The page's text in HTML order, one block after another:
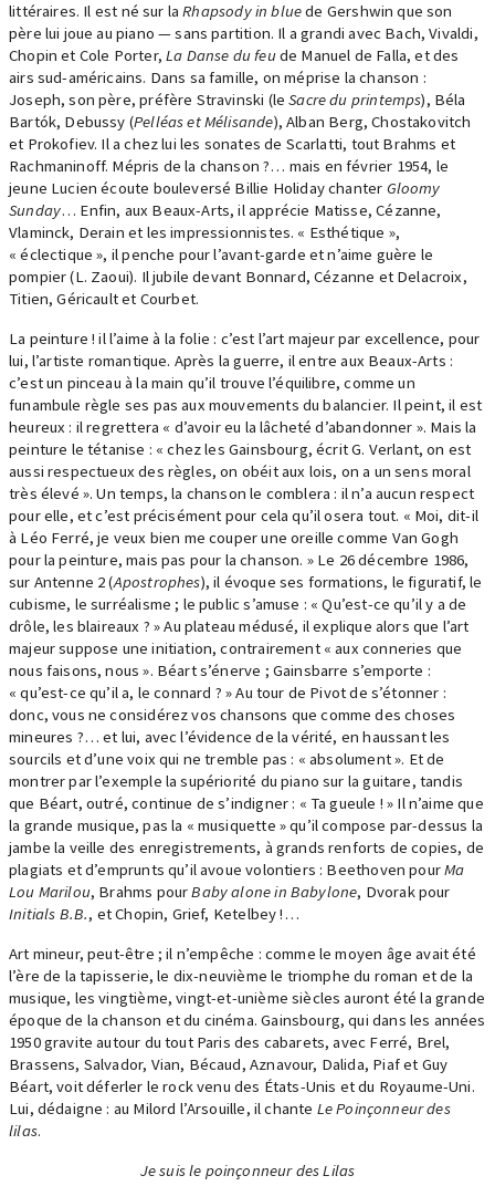
littéraires. Il est né sur laRhapsody in bluede Gershwin que son
père lui joue au piano — sans partition. Il a grandi avec Bach, Vivaldi,
Chopin et Cole Porter,La Danse du feude Manuel de Falla, et des
airs sud-américains. Dans sa famille, on méprise la chanson :
Joseph, son père, préfère Stravinski (leSacre du printemps), Béla
Bartók, Debussy (Pelléas et Mélisande), Alban Berg, Chostakovitch
et Prokofiev. Il a chez lui les sonates de Scarlatti, tout Brahms et
Rachmaninoff. Mépris de la chanson ?… mais en février 1954, le
jeune Lucien écoute bouleversé Billie Holiday chanter Gloomy
Sunday… Enfin, aux Beaux-Arts, il apprécie Matisse, Cézanne,
Vlaminck, Derain et les impressionnistes. « Esthétique »,
« éclectique », il penche pour l’avant-garde et n’aime guère le
pompier (L. Zaoui). Il jubile devant Bonnard, Cézanne et Delacroix,
Titien, Géricault et Courbet.
La peinture ! il l’aime à la folie : c’est l’art majeur par excellence, pour
lui, l’artiste romantique. Après la guerre, il entre aux Beaux-Arts :
c’est un pinceau à la main qu’il trouve l’équilibre, comme un
funambule règle ses pas aux mouvements du balancier. Il peint, il est
heureux : il regrettera « d’avoir eu la lâcheté d’abandonner ». Mais la
peinture le tétanise : « chez les Gainsbourg, écrit G. Verlant, on est
aussi respectueux des règles, on obéit aux lois, on a un sens moral
très élevé ». Un temps, la chanson le comblera : il n’a aucun respect
pour elle, et c’est précisément pour cela qu’il osera tout. « Moi, dit-il
à Léo Ferré, je veux bien me couper une oreille comme Van Gogh
pour la peinture, mais pas pour la chanson. » Le 26 décembre 1986,
sur Antenne 2 (Apostrophes), il évoque ses formations, le figuratif, le
cubisme, le surréalisme ; le public s’amuse : « Qu’est-ce qu’il y a de
drôle, les blaireaux ? » Au plateau médusé, il explique alors que l’art
majeur suppose une initiation, contrairement « aux conneries que
nous faisons, nous ». Béart s’énerve ; Gainsbarre s’emporte :
« qu’est-ce qu’il a, le connard ? » Au tour de Pivot de s’étonner :
donc, vous ne considérez vos chansons que comme des choses
mineures ?… et lui, avec l’évidence de la vérité, en haussant les
sourcils et d’une voix qui ne tremble pas : « absolument ». Et de
montrer par l’exemple la supériorité du piano sur la guitare, tandis
que Béart, outré, continue de s’indigner : « Ta gueule ! » Il n’aime que
la grande musique, pas la « musiquette » qu’il compose par-dessus la
jambe la veille des enregistrements, à grands renforts de copies, de
plagiats et d’emprunts qu’il avoue volontiers : Beethoven pourMa
Lou Marilou, Brahms pourBaby alone in Babylone, Dvorak pour
Initials B.B., et Chopin, Grief, Ketelbey !…
Art mineur, peut-être ; il n’empêche : comme le moyen âge avait été
l’ère de la tapisserie, le dix-neuvième le triomphe du roman et de la
musique, les vingtième, vingt-et-unième siècles auront été la grande
époque de la chanson et du cinéma. Gainsbourg, qui dans les années
1950 gravite autour du tout Paris des cabarets, avec Ferré, Brel,
Brassens, Salvador, Vian, Bécaud, Aznavour, Dalida, Piaf et Guy
Béart, voit déferler le rock venu des États-Unis et du Royaume-Uni.
Lui, dédaigne : au Milord l’Arsouille, il chante Le Poinçonneur des
lilas.
Je suis le poinçonneur des Lilas